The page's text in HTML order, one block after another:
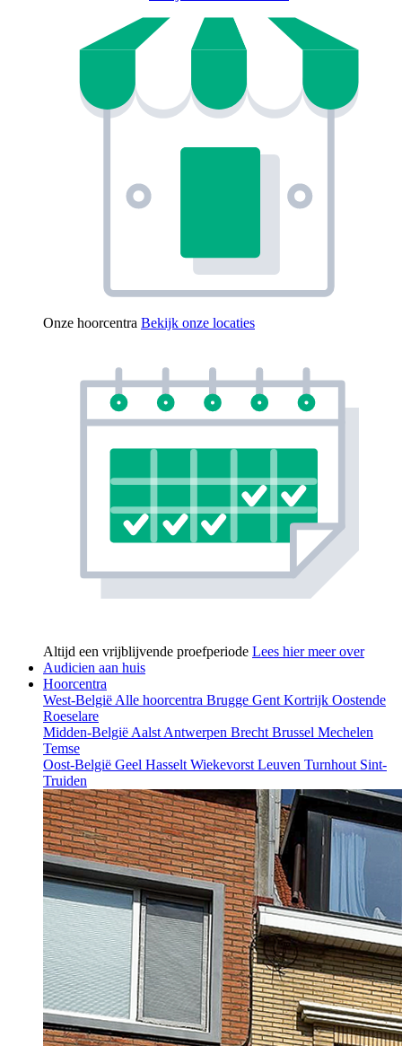
Onze hoorcentra Bekijk onze locaties
Altijd een vrijblijvende proefperiode Lees hier meer over
Audicien aan huis
Hoorcentra
West-België Alle hoorcentra Brugge Gent Kortrijk Oostende
Roeselare
Midden-België Aalst Antwerpen Brecht Brussel Mechelen
Temse
Oost-België Geel Hasselt Wiekevorst Leuven Turnhout Sint-
Truiden